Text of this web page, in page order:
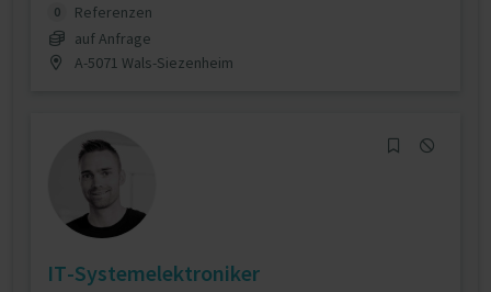
0
Referenzen
auf Anfrage
A-5071 Wals-Siezenheim
IT-Systemelektroniker